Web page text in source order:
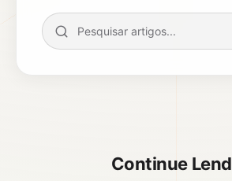
Continue